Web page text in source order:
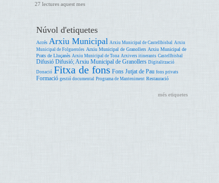
27 lectures aquest mes
Núvol d'etiquetes
Accés Arxiu Municipal Arxiu Municipal de Castellbisbal Arxiu
Municipal de Folgueroles Arxiu Municipal de Granollers Arxiu Municipal de
Prats de Lluçanès Arxiu Municipal de Tona Arxivers itinerants Castellbisbal
Difusió Difusió; Arxiu Municipal de Granollers Digitalització
Donació Fitxa de fons Fons Jutjat de Pau fons privats
Formació gestió documental Programa de Manteniment Restauració
més etiquetes